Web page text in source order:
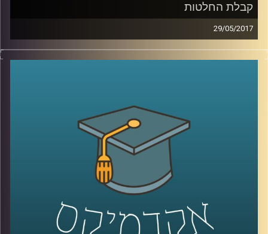
קבלת החלטות
29/05/2017
מה הקשר בין ליטוף נשי בכתף לכסף שלנו? ובין
מסבירה למה אנחנו כל כך שונאים להפסיד וגם
למה לאחר שתדעו את כל זה, ברגע האמת,
כנראה שהמניפולציה הבאה תצליח לעבוד
AudioVersity